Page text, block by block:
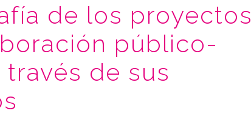
de los proyectos
público-
través de sus